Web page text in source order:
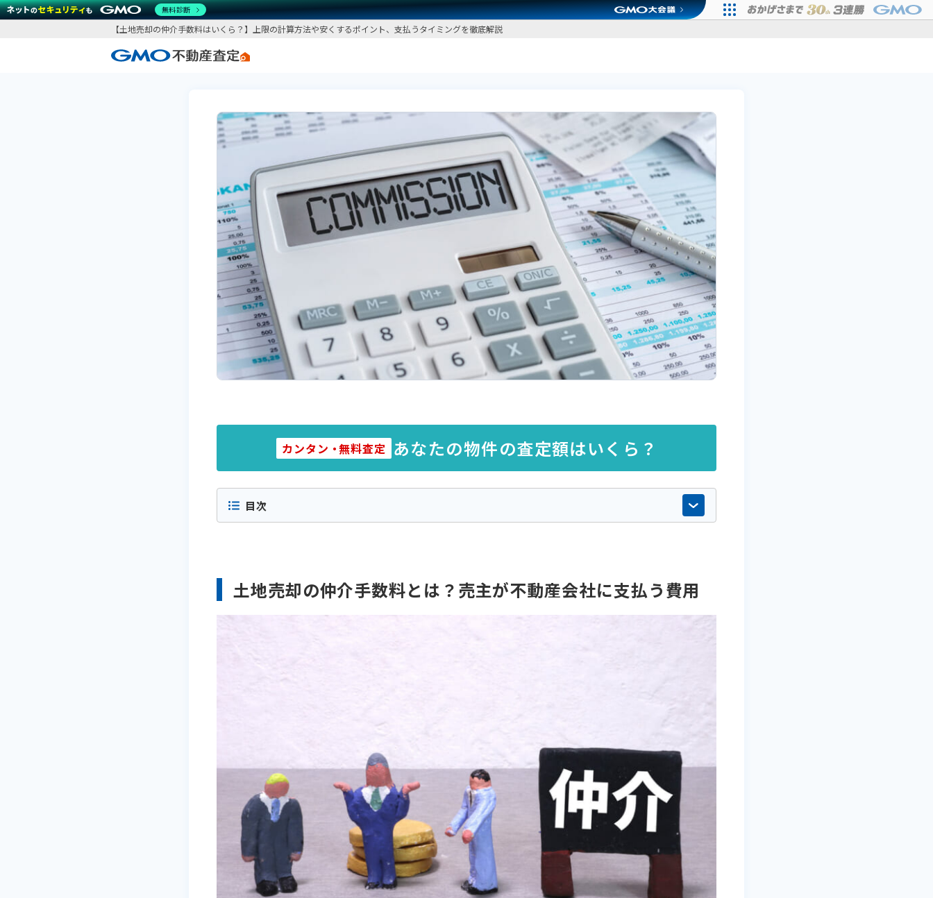
【土地売却の仲介手数料はいくら？】上限の計算方法や安くするポイント、支払うタイミングを徹底解説
カンタン ・無料査定 あなたの物件の査定額はいくら？
目次
土地売却の仲介手数料とは？売主が不動産会社に支払う費用
無料診断